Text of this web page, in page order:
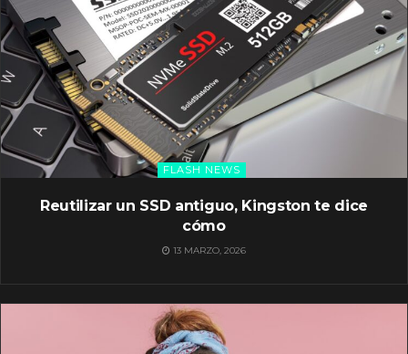
FLASH NEWS
Reutilizar un SSD antiguo, Kingston te dice
cómo
13 MARZO, 2026